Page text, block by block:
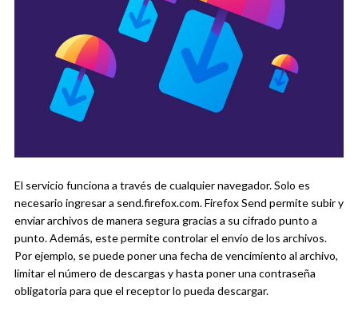
El servicio funciona a través de cualquier navegador. Solo es
necesario ingresar a send.firefox.com. Firefox Send permite subir y
enviar archivos de manera segura gracias a su cifrado punto a
punto. Además, este permite controlar el envío de los archivos.
Por ejemplo, se puede poner una fecha de vencimiento al archivo,
limitar el número de descargas y hasta poner una contraseña
obligatoria para que el receptor lo pueda descargar.